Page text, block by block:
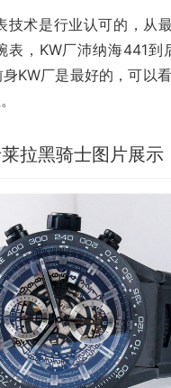
技术是行业认可的，从
表，KW厂沛纳海441到
KW厂是最好的，可以
拉黑骑士图片展示